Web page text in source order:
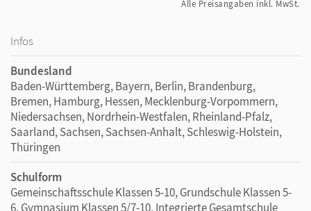
Alle Preisangaben inkl. MwSt.
Infos
Bundesland
Baden-Württemberg, Bayern, Berlin, Brandenburg,
Bremen, Hamburg, Hessen, Mecklenburg-Vorpommern,
Niedersachsen, Nordrhein-Westfalen, Rheinland-Pfalz,
Saarland, Sachsen, Sachsen-Anhalt, Schleswig-Holstein,
Thüringen
Schulform
Gemeinschaftsschule Klassen 5-10, Grundschule Klassen 5-
6, Gymnasium Klassen 5/7-10, Integrierte Gesamtschule